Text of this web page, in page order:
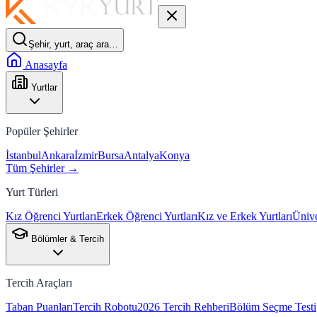
Şehir, yurt, araç ara…
Anasayfa
Yurtlar
Popüler Şehirler
İstanbulAnkaraİzmirBursaAntalyaKonya
Tüm Şehirler →
Yurt Türleri
Kız Öğrenci YurtlarıErkek Öğrenci YurtlarıKız ve Erkek Yurtları
Bölümler & Tercih
Tercih Araçları
Taban PuanlarıTercih Robotu2026 Tercih RehberiBölüm Seçme Testi